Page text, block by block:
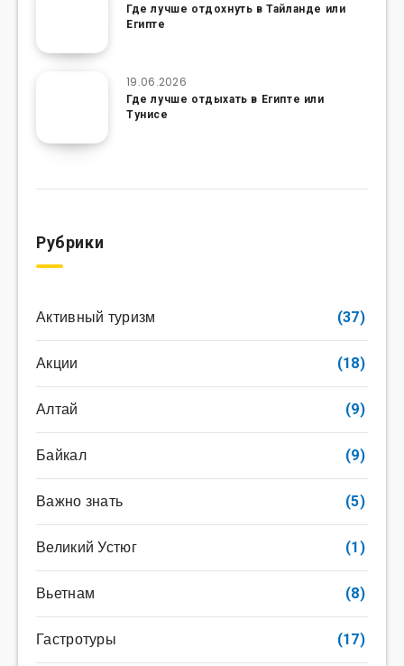
Где лучше отдохнуть в Тайланде или
Египте
19.06.2026
Где лучше отдыхать в Египте или
Тунисе
Рубрики
Активный туризм (37)
Акции (18)
Алтай (9)
Байкал (9)
Важно знать (5)
Великий Устюг (1)
Вьетнам (8)
Гастротуры (17)